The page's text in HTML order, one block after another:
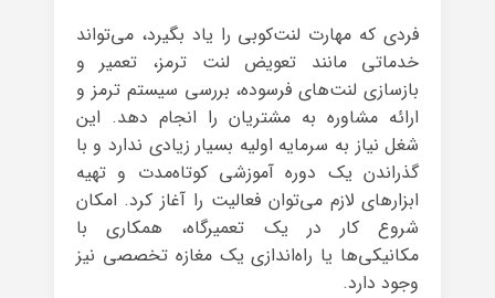
فردی که مهارت لنت‌کوبی را یاد بگیرد، می‌تواند
خدماتی مانند تعویض لنت ترمز، تعمیر و
بازسازی لنت‌های فرسوده، بررسی سیستم ترمز و
ارائه مشاوره به مشتریان را انجام دهد. این
شغل نیاز به سرمایه اولیه بسیار زیادی ندارد و با
گذراندن یک دوره آموزشی کوتاه‌مدت و تهیه
ابزارهای لازم می‌توان فعالیت را آغاز کرد. امکان
شروع کار در یک تعمیرگاه، همکاری با
مکانیکی‌ها یا راه‌اندازی یک مغازه تخصصی نیز
وجود دارد.